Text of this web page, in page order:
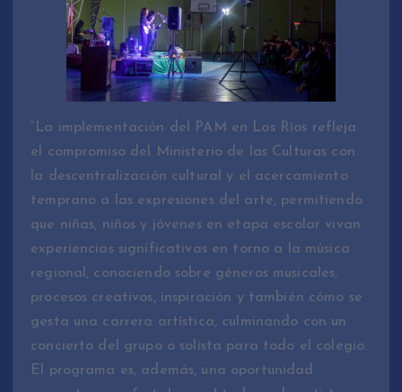
“La implementación del PAM en Los Ríos refleja
el compromiso del Ministerio de las Culturas con
la descentralización cultural y el acercamiento
temprano a las expresiones del arte, permitiendo
que niñas, niños y jóvenes en etapa escolar vivan
experiencias significativas en torno a la música
regional, conociendo sobre géneros musicales,
procesos creativos, inspiración y también cómo se
gesta una carrera artística, culminando con un
concierto del grupo o solista para todo el colegio.
El programa es, además, una oportunidad